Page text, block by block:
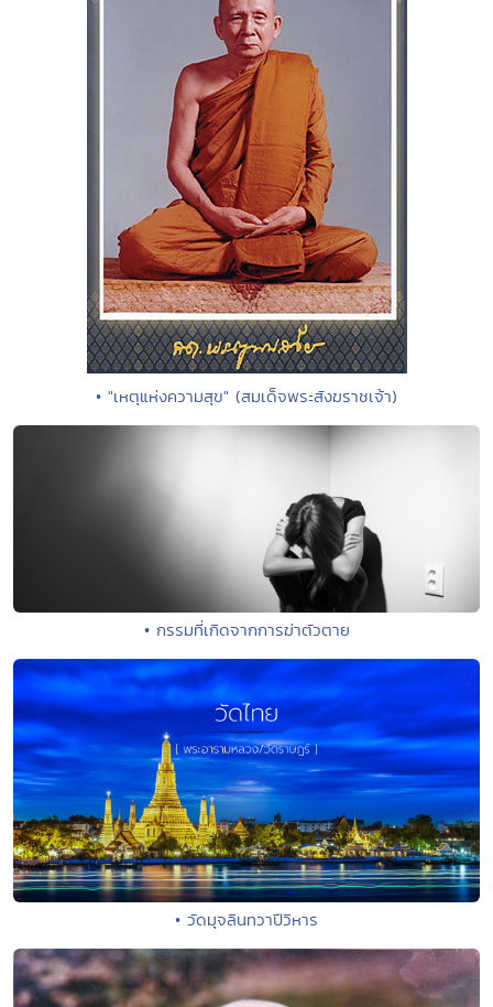
• "เหตุแห่งความสุข" (สมเด็จพระสังฆราชเจ้า)
• กรรมที่เกิดจากการฆ่าตัวตาย
• วัดมุจลินทวาปีวิหาร